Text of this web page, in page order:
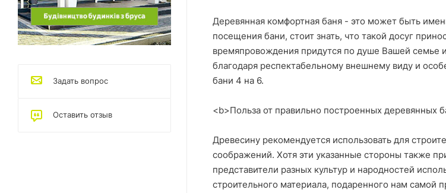
Деревянная комфортная баня - это может быть
посещения бани, стоит знать, что такой досуг
времяпровождения придутся по душе Вашей семье
благодаря респектабельному внешнему виду и
бани 4 на 6.
<b>Польза от правильно построенных деревянных
Древесину рекомендуется использовать для
соображений. Хотя эти указанные стороны также
представители разных культур и народностей
строительного материала, подаренного нам самой
Задать вопрос
Оставить отзыв